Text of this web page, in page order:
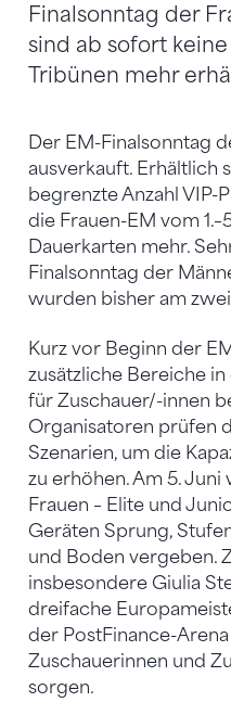
Finalsonntag der
sind ab sofort
Tribünen mehr
Der EM-Finalsonntag
ausverkauft. Erhältlich
begrenzte Anzahl VIP-
die Frauen-EM vom
Dauerkarten mehr.
Finalsonntag der
wurden bisher am
Kurz vor Beginn der
zusätzliche Bereiche
für Zuschauer/-innen
Organisatoren prüfen
Szenarien, um die
zu erhöhen. Am 5.
Frauen – Elite und
Geräten Sprung,
und Boden vergeben.
insbesondere Giulia
dreifache
der PostFinance-
Zuschauerinnen und
sorgen.